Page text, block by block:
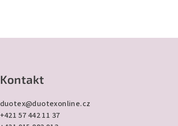
Kontakt
duotex@duotexonline.cz
+421 57 442 11 37